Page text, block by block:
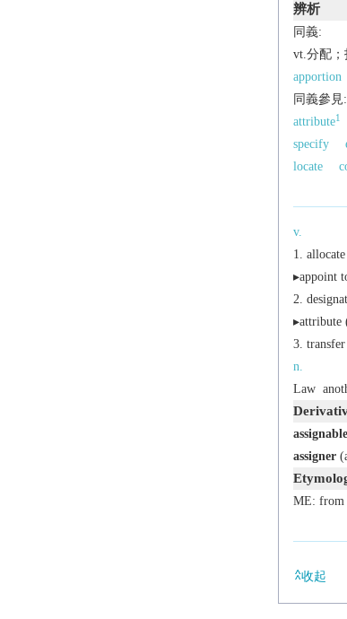
辨析
同義:
vt.分配；
apportion
同義參見:
attribute1
specify
locate
v.
▸appoint
▸attribute
n.
Law
assignable
assigner
ME: from
收起